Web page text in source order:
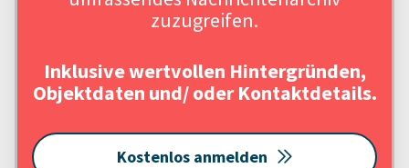
zuzugreifen.
Inklusive wertvollen Hintergründen,
Objektdaten und/ oder Kontaktdetails.
Kostenlos anmelden